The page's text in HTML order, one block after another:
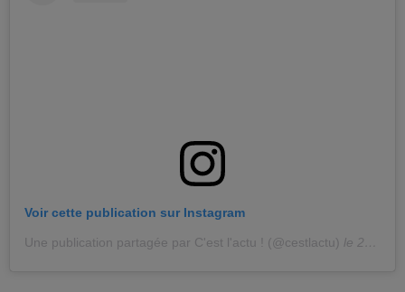
Voir cette publication sur Instagram
Une publication partagée par C'est l'actu ! (@cestlactu) le 29 Sept. 2018 à 7 :10 PDT